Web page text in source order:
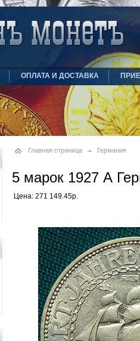
ОПЛАТА И ДОСТАВКА
Главная страница Германия
5 марок 1927 А
Цена: 271 149.45р.